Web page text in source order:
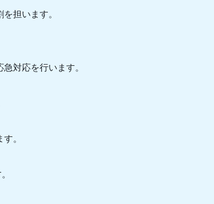
担います。
対応を行います。
。